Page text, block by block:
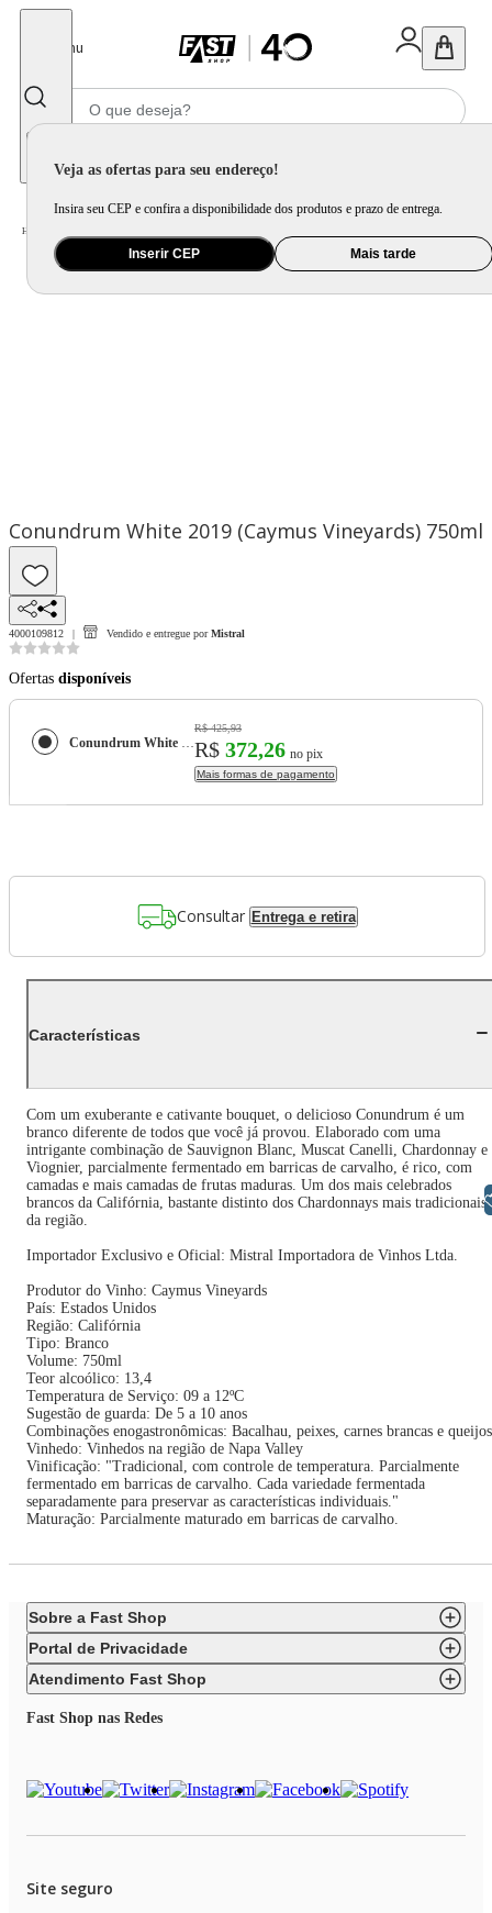
Menu
Veja as ofertas para seu endereço!
Insira seu CEP e confira a disponibilidade dos produtos e prazo de entrega.
Inserir CEP Mais tarde
Home
Conundrum White 2019 (Caymus Vineyards) 750ml
4000109812 Vendido e entregue por Mistral
Ofertas disponíveis
Conundrum White 2019 (Caymus Vineyards) 750ml
R$ 425,93
R$ 372,26 no pix
Mais formas de pagamento
Consultar Entrega e retira
Características
Com um exuberante e cativante bouquet, o delicioso Conundrum é um
branco diferente de todos que você já provou. Elaborado com uma
intrigante combinação de Sauvignon Blanc, Muscat Canelli, Chardonnay e
Viognier, parcialmente fermentado em barricas de carvalho, é rico, com
camadas e mais camadas de frutas maduras. Um dos mais celebrados
brancos da Califórnia, bastante distinto dos Chardonnays mais tradicionais
da região.
Importador Exclusivo e Oficial: Mistral Importadora de Vinhos Ltda.
Produtor do Vinho: Caymus Vineyards
País: Estados Unidos
Região: Califórnia
Tipo: Branco
Volume: 750ml
Teor alcoólico: 13,4
Temperatura de Serviço: 09 a 12ºC
Sugestão de guarda: De 5 a 10 anos
Combinações enogastronômicas: Bacalhau, peixes, carnes brancas e
Vinhedo: Vinhedos na região de Napa Valley
Vinificação: "Tradicional, com controle de temperatura. Parcialmente
fermentado em barricas de carvalho. Cada variedade fermentada
separadamente para preservar as características individuais."
Maturação: Parcialmente maturado em barricas de carvalho.
Sobre a Fast Shop
Portal de Privacidade
Atendimento Fast Shop
Fast Shop nas Redes
Site seguro
Libras